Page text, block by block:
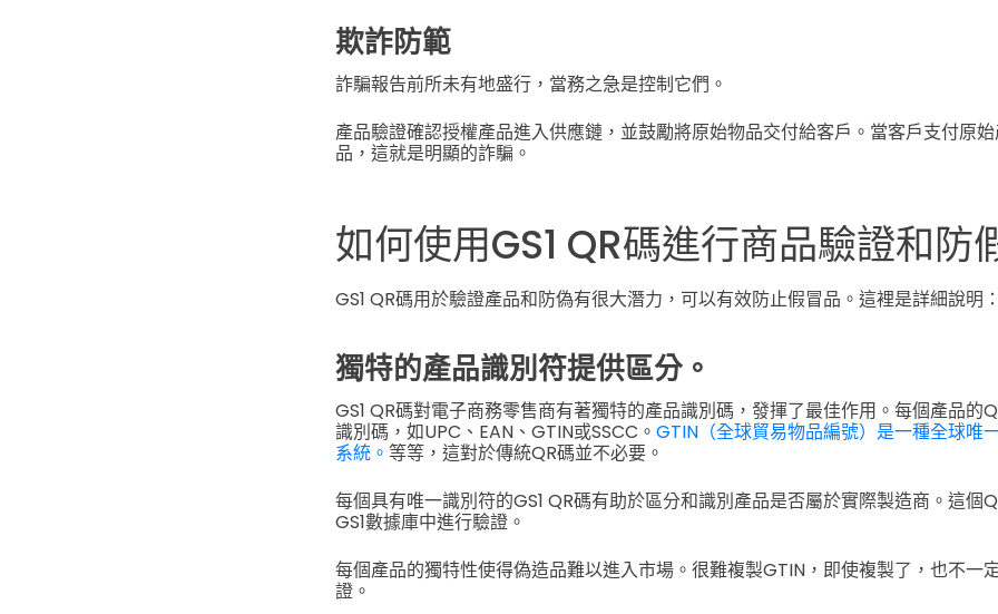
欺詐防範
詐騙報告前所未有地盛行，當務之急是控制它們。
產品驗證確認授權產品進入供應鏈，並鼓勵將原始物品交付給客戶。當客戶支付原
品，這就是明顯的詐騙。
如何使用GS1 QR碼進行商品驗證和防
GS1 QR碼用於驗證產品和防偽有很大潛力，可以有效防止假冒品。這裡是詳細說明：
獨特的產品識別符提供區分。
GS1 QR碼對電子商務零售商有著獨特的產品識別碼，發揮了最佳作用。每個產品的
識別碼，如UPC、EAN、GTIN或SSCC。 GTIN（全球貿易物品編號）是一種全球唯
系統。 等等，這對於傳統QR碼並不必要。
每個具有唯一識別符的GS1 QR碼有助於區分和識別產品是否屬於實際製造商。這個
GS1數據庫中進行驗證。
每個產品的獨特性使得偽造品難以進入市場。很難複製GTIN，即使複製了，也不一
證。